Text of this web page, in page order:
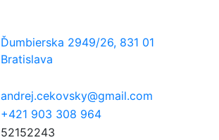
Ďumbierska 2949/26, 831 01
Bratislava
andrej.cekovsky@gmail.com
+421 903 308 964
52152243